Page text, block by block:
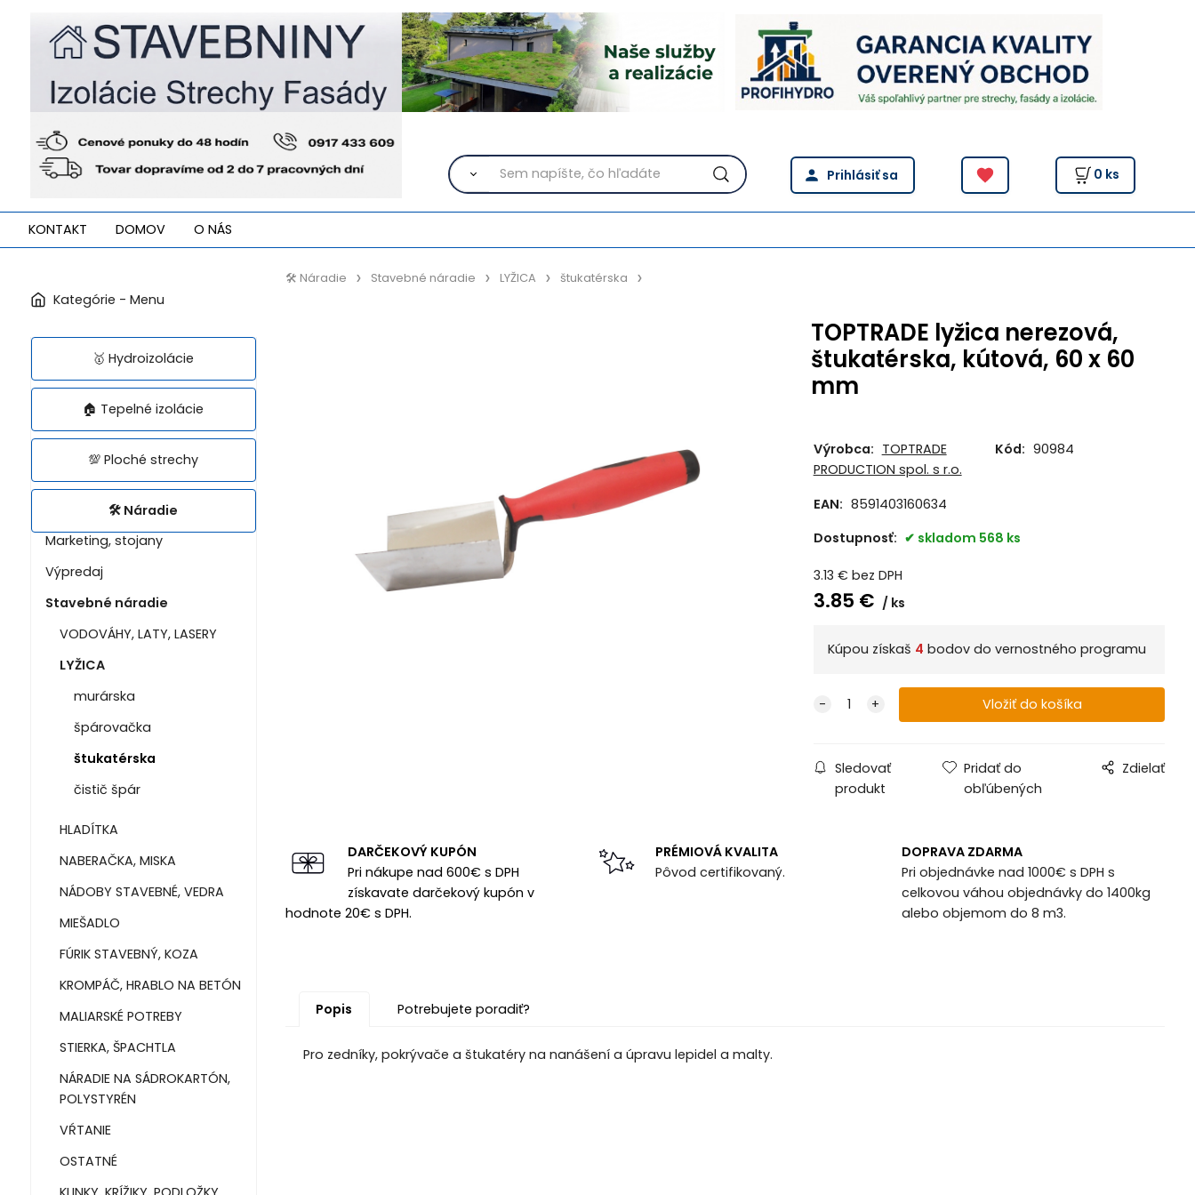
0 ks
KONTAKT DOMOV O NÁS
🥇 Hydroizolácie
🏠 Tepelné izolácie
💯 Ploché strechy
🛠️ Náradie
Marketing, stojany
Výpredaj
Stavebné náradie
VODOVÁHY, LATY, LASERY
LYŽICA
murárska
špárovačka
štukatérska
čistič špár
HLADÍTKA
NABERAČKA, MISKA
NÁDOBY STAVEBNÉ, VEDRA
MIEŠADLO
FÚRIK STAVEBNÝ, KOZA
KROMPÁČ, HRABLO NA BETÓN
MALIARSKÉ POTREBY
STIERKA, ŠPACHTLA
NÁRADIE NA SÁDROKARTÓN,
POLYSTYRÉN
VŔTANIE
OSTATNÉ
🛠️ Náradie Stavebné náradie LYŽICA štukatérska
TOPTRADE lyžica nerezová,
štukatérska, kútová, 60 x 60
mm
Výrobca: TOPTRADE
PRODUCTION spol. s r.o.
Kód: 90984
EAN: 8591403160634
Dostupnosť:
skladom 568 ks
3.13 € bez DPH
3.85 € ks
Kúpou získaš 4 bodov do vernostného programu
Sledovať
produkt
Pridať do
obľúbených
Zdielať
DARČEKOVÝ KUPÓN
Pri nákupe nad 600€ s DPH
získavate darčekový kupón v
hodnote 20€ s DPH.
PRÉMIOVÁ KVALITA
Pôvod certifikovaný.
DOPRAVA ZDARMA
Pri objednávke nad 1000€ s DPH s
celkovou váhou objednávky do 1400kg
alebo objemom do 8 m3.
Popis Potrebujete poradiť?
Pro zedníky, pokrývače a štukatéry na nanášení a úpravu lepidel a malty.